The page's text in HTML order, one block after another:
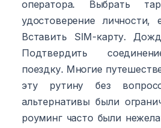
оператора. Выбрать
удостоверение личности,
Вставить SIM-карту.
Подтвердить
поездку. Многие
эту рутину без
альтернативы были
роуминг часто были